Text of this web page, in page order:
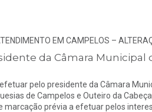
EM CAMPELOS –
da Câmara Municipal
pelo presidente da Câmara
de Campelos e Outeiro da
marcação prévia a efetuar pelos